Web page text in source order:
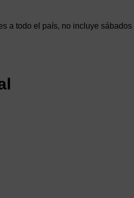
a todo el país, no incluye